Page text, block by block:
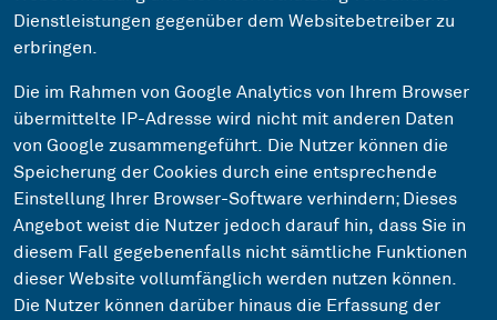
Dienstleistungen gegenüber dem Websitebetreiber zu
erbringen.
Die im Rahmen von Google Analytics von Ihrem Browser
übermittelte IP-Adresse wird nicht mit anderen Daten
von Google zusammengeführt. Die Nutzer können die
Speicherung der Cookies durch eine entsprechende
Einstellung Ihrer Browser-Software verhindern; Dieses
Angebot weist die Nutzer jedoch darauf hin, dass Sie in
diesem Fall gegebenenfalls nicht sämtliche Funktionen
dieser Website vollumfänglich werden nutzen können.
Die Nutzer können darüber hinaus die Erfassung der